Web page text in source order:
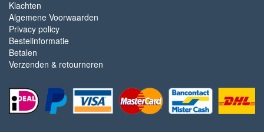
Klachten
Algemene Voorwaarden
Privacy policy
Bestelinformatie
Betalen
Verzenden & retourneren